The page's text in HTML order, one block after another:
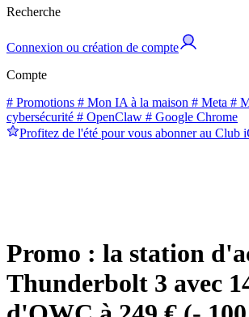
Recherche
Connexion ou création de compte
Compte
# Promotions # Mon IA à la maison # Meta #
cybersécurité # OpenClaw # Google Chrome
Profitez de l'été pour vous abonner au Club
Promo : la station
Thunderbolt 3 avec